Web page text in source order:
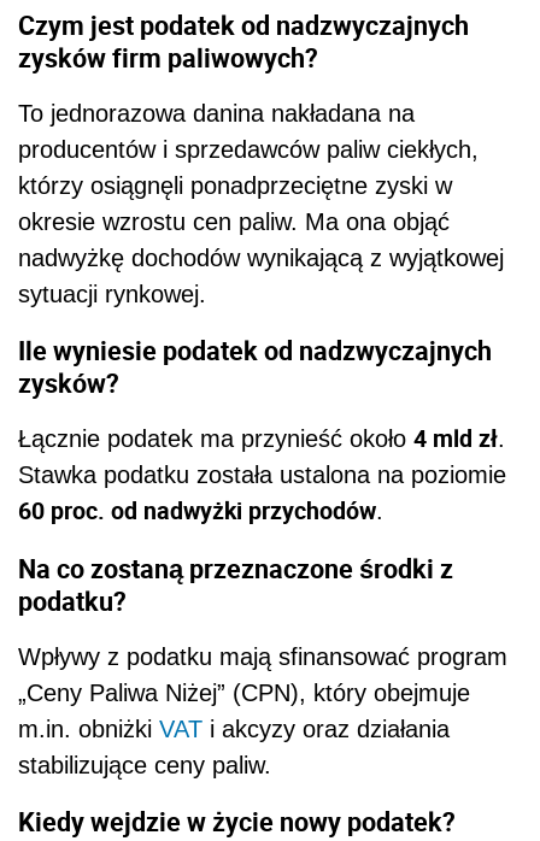
Czym jest podatek od nadzwyczajnych
zysków firm paliwowych?
To jednorazowa danina nakładana na
producentów i sprzedawców paliw ciekłych,
którzy osiągnęli ponadprzeciętne zyski w
okresie wzrostu cen paliw. Ma ona objąć
nadwyżkę dochodów wynikającą z wyjątkowej
sytuacji rynkowej.
Ile wyniesie podatek od nadzwyczajnych
zysków?
Łącznie podatek ma przynieść około 4 mld zł.
Stawka podatku została ustalona na poziomie
60 proc. od nadwyżki przychodów.
Na co zostaną przeznaczone środki z
podatku?
Wpływy z podatku mają sfinansować program
„Ceny Paliwa Niżej” (CPN), który obejmuje
m.in. obniżki VAT i akcyzy oraz działania
stabilizujące ceny paliw.
Kiedy wejdzie w życie nowy podatek?